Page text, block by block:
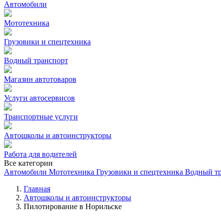
Автомобили
Мототехника
Грузовики и спецтехника
Водный транспорт
Магазин автотоваров
Услуги автосервисов
Транспортные услуги
Автошколы и автоинструкторы
Работа для водителей
Все категории
Автомобили Мототехника Грузовики и спецтехника Водный
Главная
Автошколы и автоинструкторы
Пилотирование в Норильске